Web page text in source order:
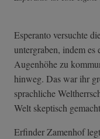
Esperanto versuchte
untergraben, indem
Augenhöhe zu
hinweg. Das war ihr
sprachliche
Welt skeptisch
Erfinder Zamenhof